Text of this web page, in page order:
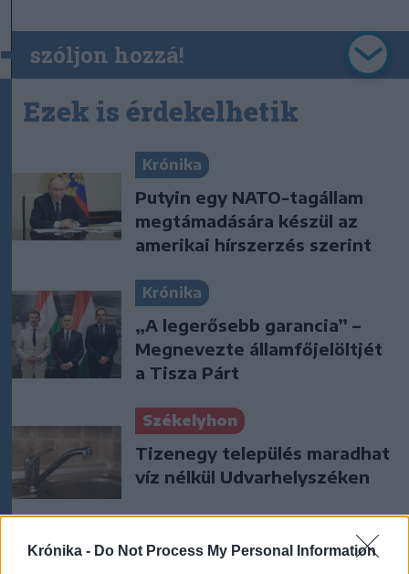
Krónika - Do Not Process My Personal Information
szóljon hozzá!
Ezek is érdekelhetik
Krónika
Putyin egy NATO-tagállam
megtámadására készül az
amerikai hírszerzés szerint
Krónika
„A legerősebb garancia” –
Megnevezte államfőjelöltjét
a Tisza Párt
Székelyhon
Tizenegy település maradhat
víz nélkül Udvarhelyszéken
Székelyhon